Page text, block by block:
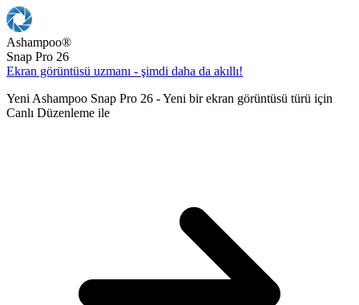
Ashampoo®
Snap Pro 26
Ekran görüntüsü uzmanı - şimdi daha da akıllı!
Yeni Ashampoo Snap Pro 26 - Yeni bir ekran görüntüsü türü için
Canlı Düzenleme ile